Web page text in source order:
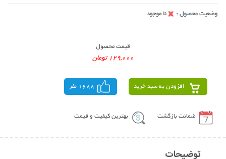
قیمت محصول
129,000 تومان
افزودن به سبد خرید 1688 نفر
ضمانت بازگشت بهترین کیفیت و قیمت
توضیحات